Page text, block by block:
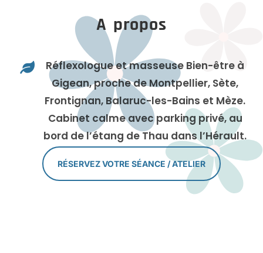
A propos

Réflexologue et masseuse Bien-être à
Gigean, proche de Montpellier, Sète,
Frontignan, Balaruc-les-Bains et Mèze.
Cabinet calme avec parking privé, au
bord de l’étang de Thau dans l’Hérault.
RÉSERVEZ VOTRE SÉANCE / ATELIER